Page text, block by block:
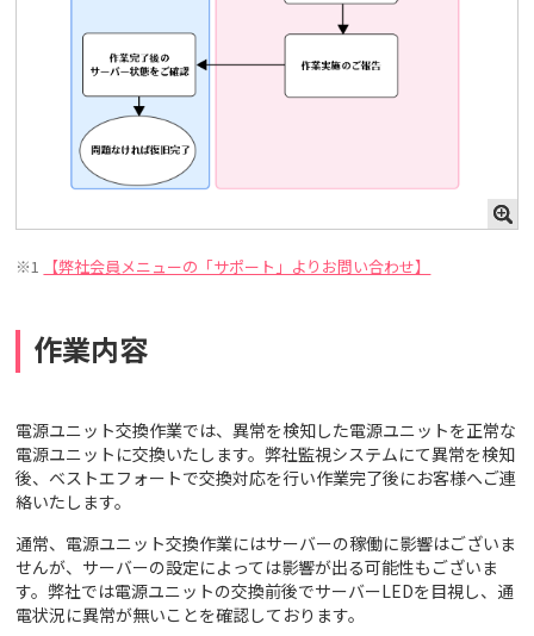
※1 【弊社会員メニューの「サポート」よりお問い合わせ】
作業内容
電源ユニット交換作業では、異常を検知した電源ユニットを正常な
電源ユニットに交換いたします。弊社監視システムにて異常を検知
後、ベストエフォートで交換対応を行い作業完了後にお客様へご連
絡いたします。
通常、電源ユニット交換作業にはサーバーの稼働に影響はございま
せんが、サーバーの設定によっては影響が出る可能性もございま
す。弊社では電源ユニットの交換前後でサーバーLEDを目視し、通
電状況に異常が無いことを確認しております。